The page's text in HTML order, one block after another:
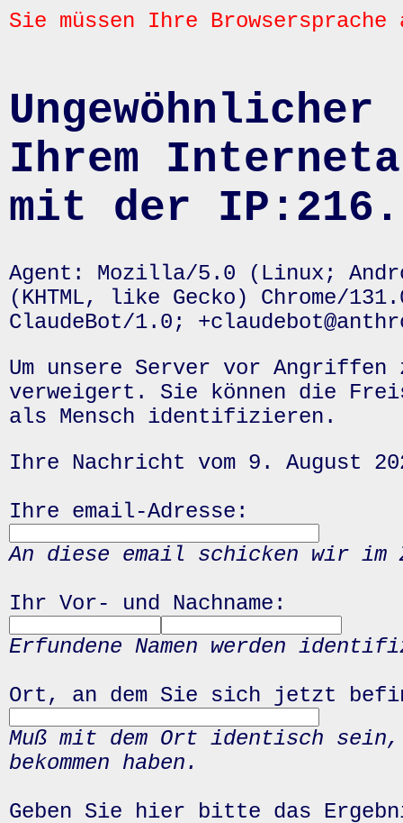
Sie müssen Ihre
Ihrem
mit der
Agent: Mozilla/5.0 (Linux;
(KHTML, like Gecko) Chrome/
ClaudeBot/1.0;
Um unsere Server vor
verweigert. Sie können die
als Mensch identifizieren.
Ihre Nachricht vom 9. August
Ihre email-Adresse:
An diese email schicken wir
Ihr Vor- und Nachname:
Erfundene Namen werden
Ort, an dem Sie sich jetzt
Muß mit dem Ort identisch
bekommen haben.
Geben Sie hier bitte das